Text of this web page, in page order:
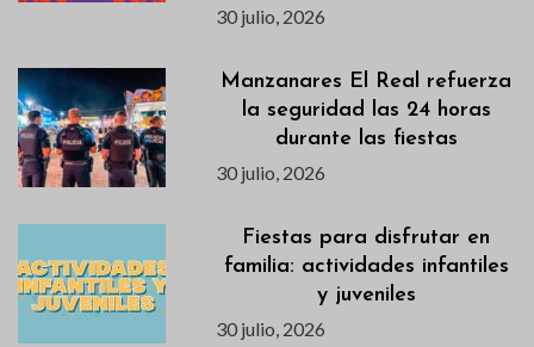
30 julio, 2026
Manzanares El Real refuerza
la seguridad las 24 horas
durante las fiestas
30 julio, 2026
Fiestas para disfrutar en
familia: actividades infantiles
y juveniles
30 julio, 2026